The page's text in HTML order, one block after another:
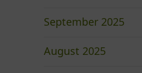
September 2025
August 2025